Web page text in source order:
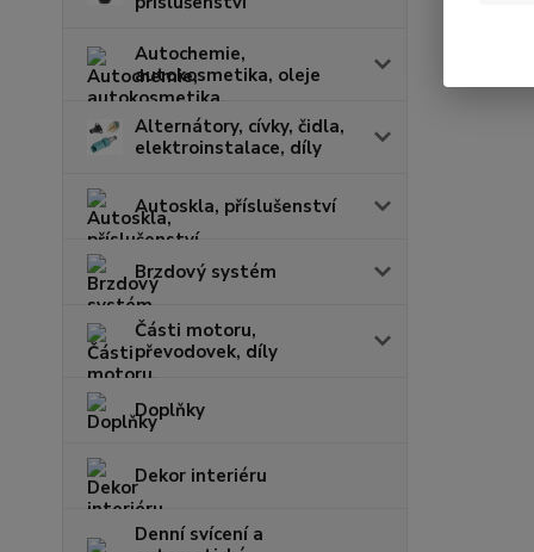
Autochemie,
autokosmetika, oleje
Alternátory, cívky, čidla,
elektroinstalace, díly
Autoskla, příslušenství
Brzdový systém
Části motoru,
převodovek, díly
Doplňky
Dekor interiéru
Denní svícení a